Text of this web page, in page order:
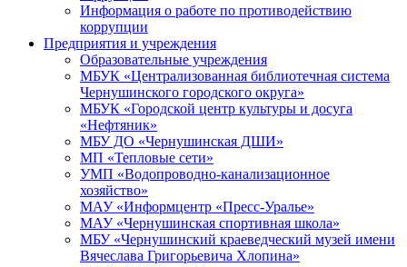
Информация о работе по противодействию
коррупции
Предприятия и учреждения
Образовательные учреждения
МБУК «Централизованная библиотечная система
Чернушинского городского округа»
МБУК «Городской центр культуры и досуга
«Нефтяник»
МБУ ДО «Чернушинская ДШИ»
МП «Тепловые сети»
УМП «Водопроводно-канализационное
хозяйство»
МАУ «Информцентр «Пресс-Уралье»
МАУ «Чернушинская спортивная школа»
МБУ «Чернушинский краеведческий музей имени
Вячеслава Григорьевича Хлопина»